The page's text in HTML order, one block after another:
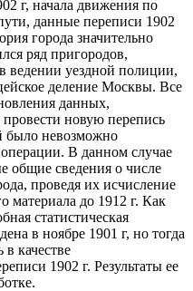
г, начала движения по
данные переписи 1902
города значительно
ряд пригородов,
ведении уездной полиции,
деление Москвы. Все
данных,
новую перепись
было невозможно
В данном случае
общие сведения о числе
проведя их исчисление
материала до 1912 г. Как
статистическая
в ноябре 1901 г, но тогда
качестве
1902 г. Результаты ее